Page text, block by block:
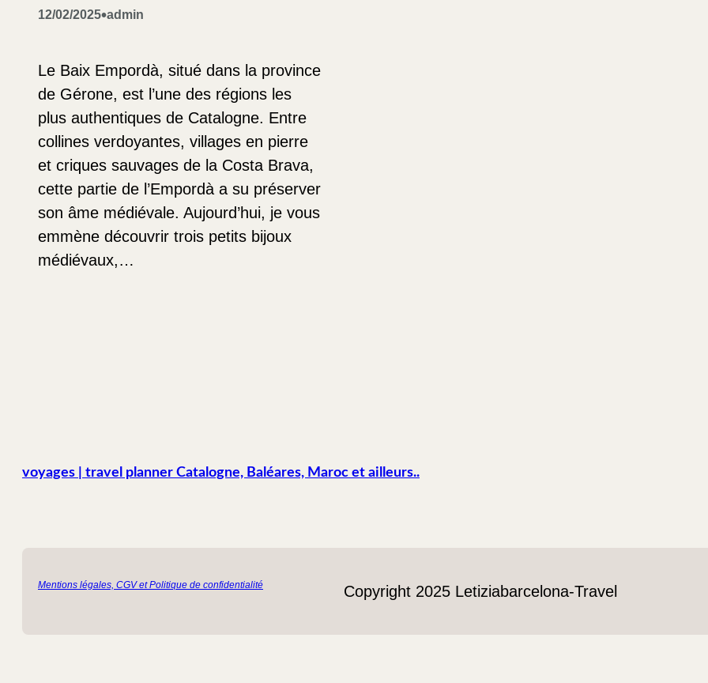
12/02/2025•admin
Le Baix Empordà, situé dans la province
de Gérone, est l’une des régions les
plus authentiques de Catalogne. Entre
collines verdoyantes, villages en pierre
et criques sauvages de la Costa Brava,
cette partie de l’Empordà a su préserver
son âme médiévale. Aujourd’hui, je vous
emmène découvrir trois petits bijoux
médiévaux,…
voyages | travel planner Catalogne, Baléares, Maroc et ailleurs..
Mentions légales, CGV et Politique de confidentialité Copyright 2025 Letiziabarcelona-Travel